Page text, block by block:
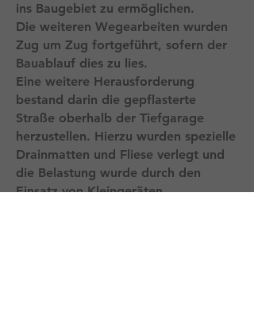
ins Baugebiet zu ermöglichen.
Die weiteren Wegearbeiten wurden
Zug um Zug fortgeführt, sofern der
Bauablauf dies zu lies.
Eine weitere Herausforderung
bestand darin die gepflasterte
Straße oberhalb der Tiefgarage
herzustellen. Hierzu wurden spezielle
Drainmatten und Fliese verlegt und
die Belastung wurde durch den
Einsatz von Kleingeräten